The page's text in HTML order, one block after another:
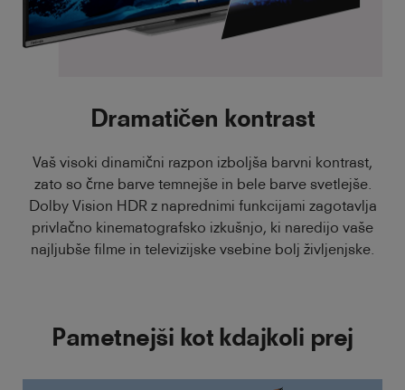
Dramatičen kontrast
Vaš visoki dinamični razpon izboljša barvni kontrast,
zato so črne barve temnejše in bele barve svetlejše.
Dolby Vision HDR z naprednimi funkcijami zagotavlja
privlačno kinematografsko izkušnjo, ki naredijo vaše
najljubše filme in televizijske vsebine bolj življenjske.
Pametnejši kot kdajkoli prej